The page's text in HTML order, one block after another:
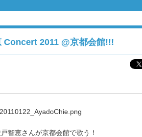
Concert 2011 @京都会館!!!
智恵さんが京都会館で歌う！